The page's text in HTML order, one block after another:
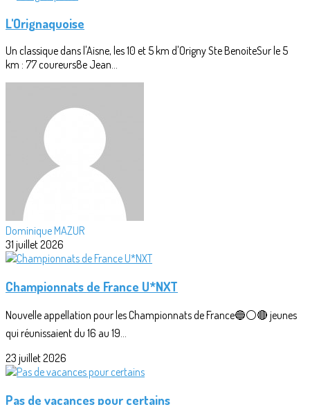
L'Orignaquoise
Un classique dans l'Aisne, les 10 et 5 km d'Origny Ste BenoiteSur le 5
km : 77 coureurs8e Jean...
Dominique MAZUR
31 juillet 2026
Championnats de France U*NXT
Nouvelle appellation pour les Championnats de France🔵⚪🔴 jeunes
qui réunissaient du 16 au 19...
23 juillet 2026
Pas de vacances pour certains